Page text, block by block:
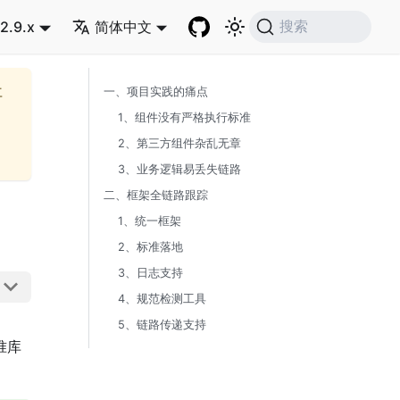
2.9.x 简体中文 搜索
库
一、项目实践的痛点
1、组件没有严格执行标准
2、第三方组件杂乱无章
3、业务逻辑易丢失链路
二、框架全链路跟踪
1、统一框架
2、标准落地
3、日志支持
4、规范检测工具
5、链路传递支持